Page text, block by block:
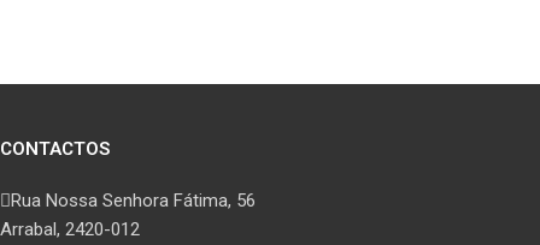
CONTACTOS
Rua Nossa Senhora Fátima, 56
Arrabal, 2420-012